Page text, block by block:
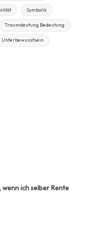
Symbolik
Traumdeutung Bedeutung
Unterbewusstsein
ich selber Rente